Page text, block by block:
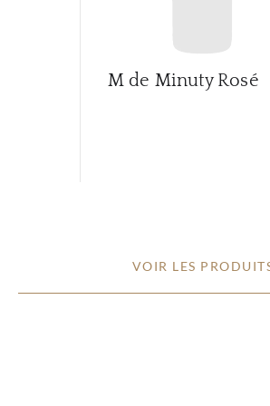
M de Minuty Rosé
VOIR LES